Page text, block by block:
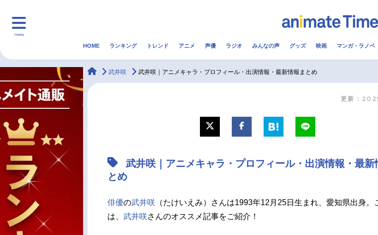
menu
マンガ・ラノベ 2.5
声優記事一覧
アニメ映画一覧
男性声優/女性声優一覧
HOME ランキング トレンド アニメ 声優 ラジオ みんなの声 グッズ 映画 マンガ・ラノベ
animateTimes
武井咲 武井咲｜アニメキャラ・プロフィール・出演情報・最新情報まとめ
更新：
武井咲｜アニメキャラ・プロフィール・出演情報・最新
とめ
俳優の武井咲 （たけいえみ）さんは1993年12月25日生まれ、愛知県出身。
は、 武井咲さんのオススメ記事をご紹介！